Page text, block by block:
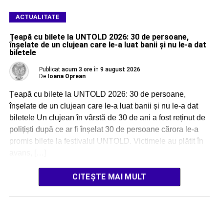
ACTUALITATE
Țeapă cu bilete la UNTOLD 2026: 30 de persoane,
înșelate de un clujean care le-a luat banii și nu le-a dat
biletele
Publicat acum 3 ore în 9 august 2026
De Ioana Oprean
Țeapă cu bilete la UNTOLD 2026: 30 de persoane,
înșelate de un clujean care le-a luat banii și nu le-a dat
biletele Un clujean în vârstă de 30 de ani a fost reținut de
polițiști după ce ar fi înșelat 30 de persoane cărora le-a
promis bilete la festivalul UNTOLD. Victimele au plătit în
CITEȘTE MAI MULT